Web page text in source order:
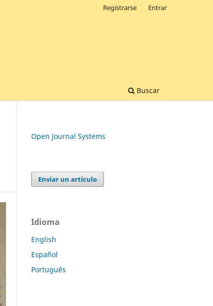
Buscar
Registrarse Entrar
Open Journal Systems
Enviar un artículo
Idioma
English
Español
Português